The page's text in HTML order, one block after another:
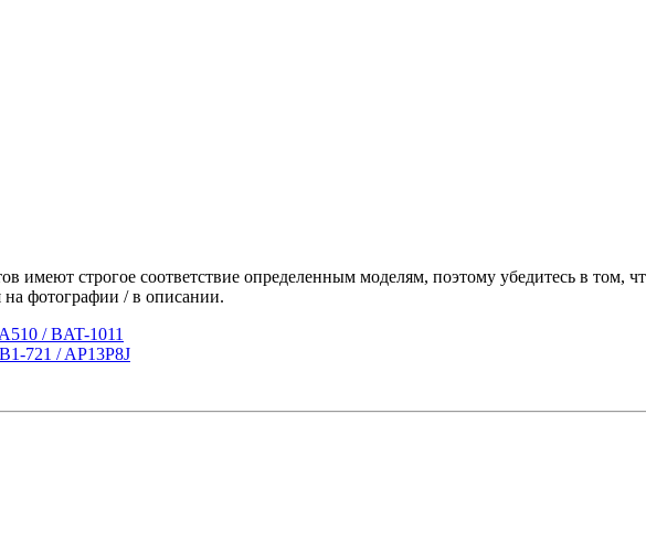
имеют строгое соответствие определенным моделям, поэтому убедитесь в том,
на фотографии / в описании.
/ BAT-1011
721 / AP13P8J